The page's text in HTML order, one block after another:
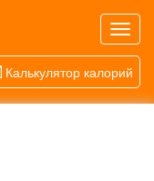
Калькулятор калорий